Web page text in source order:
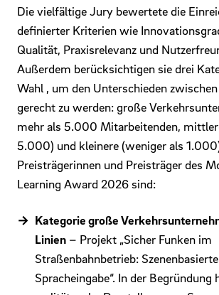
Die vielfältige Jury bewertete die
definierter Kriterien wie
Qualität, Praxisrelevanz und
Außerdem berücksichtigen sie drei
Wahl , um den Unterschieden
gerecht zu werden: große
mehr als 5.000 Mitarbeitenden,
5.000) und kleinere (weniger als
Preisträgerinnen und Preisträger des
Learning Award 2026 sind:
Kategorie große
Linien – Projekt „Sicher Funken im
Straßenbahnbetrieb:
Spracheingabe“. In der Begründung